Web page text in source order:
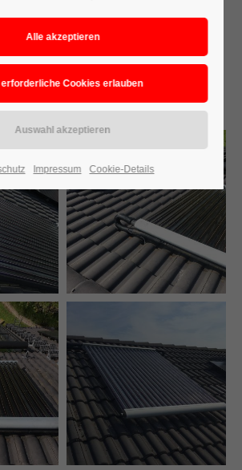
sit amet:
365days
our customers
5:00pm(GMT +1)
Suite 600
94102
890
Solar
Impressum Cookie-Details